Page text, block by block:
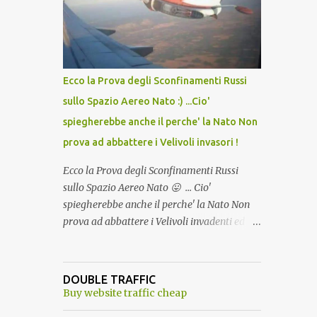
lo scopo della temperatura? Qualcuno a suo
tempo ribattezzo' il Vaccino come: l' Amaro
del Capo, era "spettacolare Ghiacciato, ma
andava bene anche, a Temperatura
Ambiente"! Riproponiamo l'articolo per NON
Ecco la Prova degli Sconfinamenti Russi
sullo Spazio Aereo Nato :) ...Cio'
spiegherebbe anche il perche' la Nato Non
prova ad abbattere i Velivoli invasori !
Ecco la Prova degli Sconfinamenti Russi
sullo Spazio Aereo Nato 😛 ... Cio'
spiegherebbe anche il perche' la Nato Non
prova ad abbattere i Velivoli invadenti ed
alcuna notizia di un'invasione dello spazio
aereo NATO da parte di un robot chiamato
DOUBLE TRAFFIC
Buy website traffic cheap